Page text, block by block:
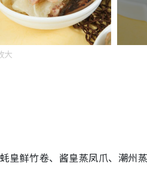
大
皇鲜竹卷、酱皇蒸凤爪、潮州